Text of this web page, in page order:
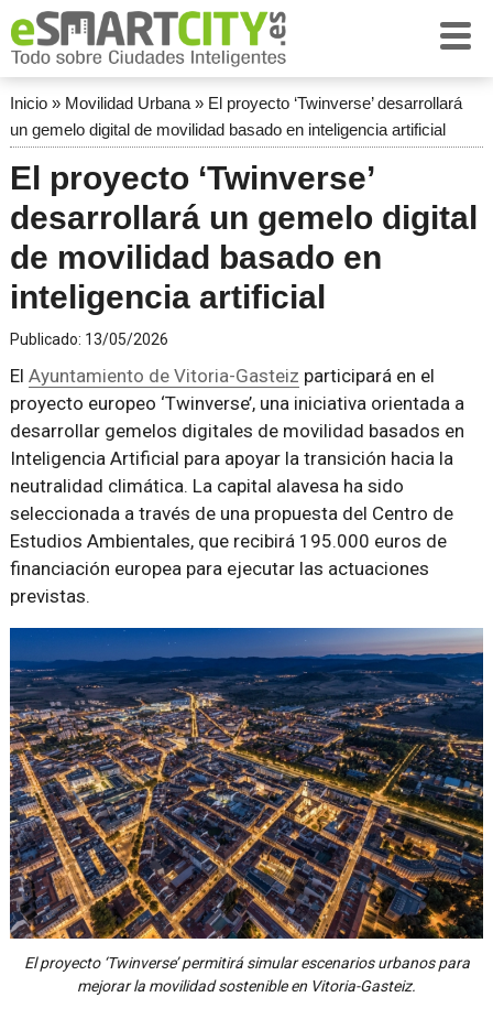
Inicio» Movilidad Urbana» El proyecto ‘Twinverse’ desarrollará
un gemelo digital de movilidad basado en inteligencia artificial
El proyecto ‘Twinverse’
desarrollará un gemelo digital
de movilidad basado en
inteligencia artificial
Publicado: 13/05/2026
El Ayuntamiento de Vitoria-Gasteiz participará en el
proyecto europeo ‘Twinverse’, una iniciativa orientada a
desarrollar gemelos digitales de movilidad basados en
Inteligencia Artificial para apoyar la transición hacia la
neutralidad climática. La capital alavesa ha sido
seleccionada a través de una propuesta del Centro de
Estudios Ambientales, que recibirá 195.000 euros de
financiación europea para ejecutar las actuaciones
previstas.
El proyecto ‘Twinverse’ permitirá simular escenarios urbanos para
mejorar la movilidad sostenible en Vitoria-Gasteiz.